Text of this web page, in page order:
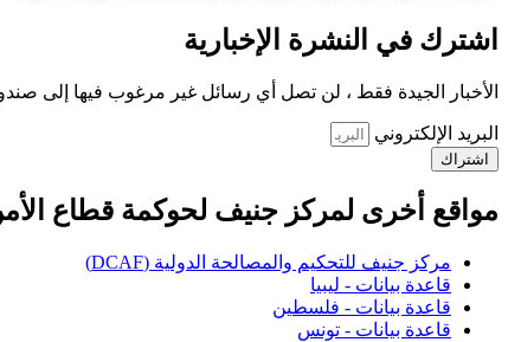
اشترك في النشرة الإخبارية
الأخبار الجيدة فقط ، لن تصل أي رسائل غير مرغوب فيها إلى
البريد الإلكتروني
اشتراك
مواقع أخرى لمركز جنيف لحوكمة قطاع
مركز جنيف للتحكيم والمصالحة الدولية (DCAF)
قاعدة بيانات - ليبيا
قاعدة بيانات - فلسطين
قاعدة بيانات - تونس